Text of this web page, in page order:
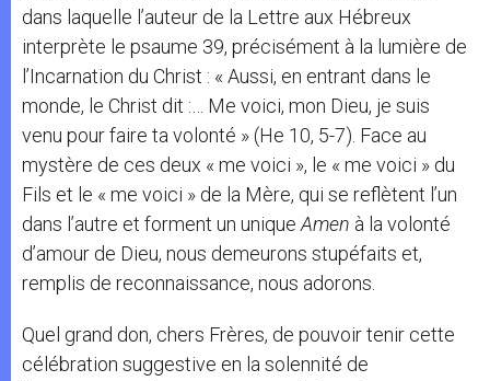
dans laquelle l’auteur de la Lettre aux Hébreux
interprète le psaume 39, précisément à la lumière de
l’Incarnation du Christ : « Aussi, en entrant dans le
monde, le Christ dit :… Me voici, mon Dieu, je suis
venu pour faire ta volonté » (He 10, 5-7). Face au
mystère de ces deux « me voici », le « me voici » du
Fils et le « me voici » de la Mère, qui se reflètent l’un
dans l’autre et forment un unique Amen à la volonté
d’amour de Dieu, nous demeurons stupéfaits et,
remplis de reconnaissance, nous adorons.
Quel grand don, chers Frères, de pouvoir tenir cette
célébration suggestive en la solennité de